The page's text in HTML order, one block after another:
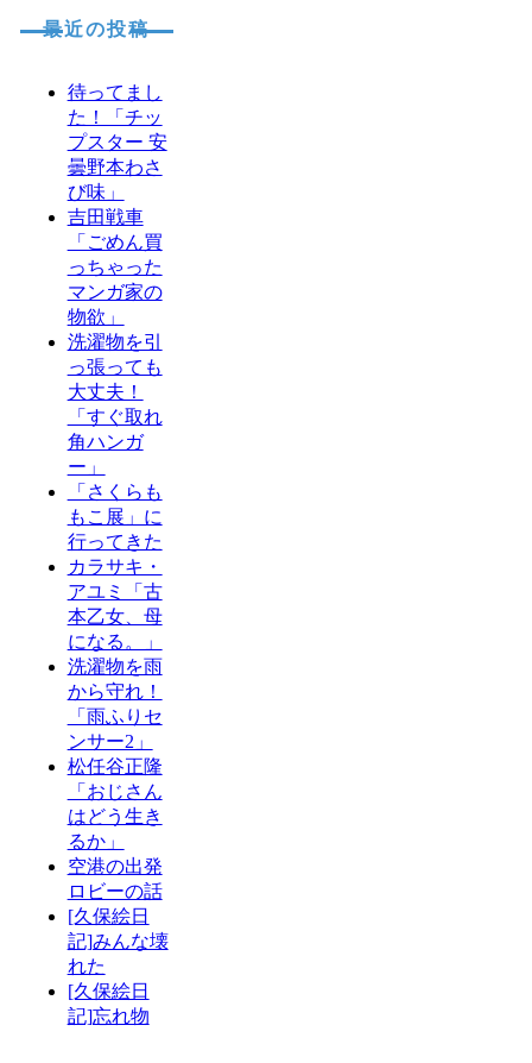
最近の投稿
待ってまし
た！「チッ
プスター 安
曇野本わさ
び味」
吉田戦車
「ごめん買
っちゃった
マンガ家の
物欲」
洗濯物を引
っ張っても
大丈夫！
「すぐ取れ
角ハンガ
ー」
「さくらも
もこ展」に
行ってきた
カラサキ・
アユミ「古
本乙女、母
になる。」
洗濯物を雨
から守れ！
「雨ふりセ
ンサー2」
松任谷正隆
「おじさん
はどう生き
るか」
空港の出発
ロビーの話
[久保絵日
記]みんな壊
れた
[久保絵日
記]忘れ物